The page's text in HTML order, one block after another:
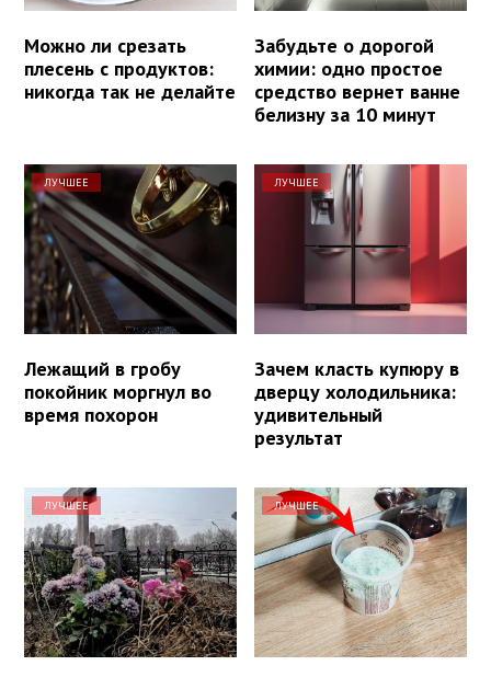
Можно ли срезать
плесень с продуктов:
никогда так не делайте
Забудьте о дорогой
химии: одно простое
средство вернет ванне
белизну за 10 минут
ЛУЧШЕЕ
Лежащий в гробу
покойник моргнул во
время похорон
ЛУЧШЕЕ
Зачем класть купюру в
дверцу холодильника:
удивительный
результат
ЛУЧШЕЕ ЛУЧШЕЕ